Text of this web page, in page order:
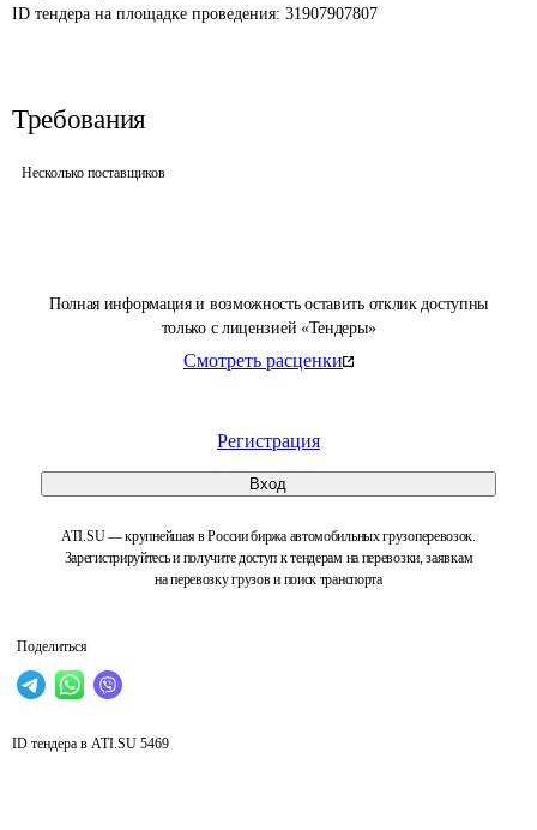
Полная информация и возможность оставить отклик доступны
только с лицензией «Тендеры»
Смотреть расценки
Регистрация
Вход
ATI.SU — крупнейшая в России биржа автомобильных грузоперевозок.
Зарегистрируйтесь и получите доступ к тендерам на перевозки, заявкам
на перевозку грузов и поиск транспорта
Поделиться
ID тендера на площадке проведения: 31907907807
Требования
Несколько поставщиков
ID тендера в ATI.SU 5469